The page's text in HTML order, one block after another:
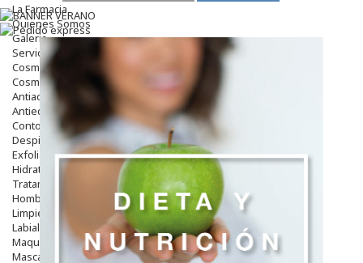
La Farmacia
Quienes Somos
Galeria
Servicios
Cosmética
Cosmética Facial
Antiacné
Antiedad
Contorno De Ojos
Despigmentantes
Exfoliantes
Hidratantes
Tratamientos De Noche
Hombre
Limpieza
Labiales
Maquillajes Y Color
Mascarillas